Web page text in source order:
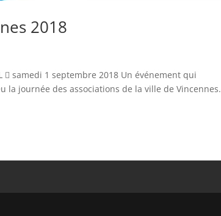
2018
 samedi 1 septembre 2018 Un événement qui
la journée des associations de la ville de Vincennes.